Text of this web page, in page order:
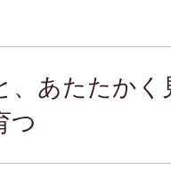
、あたたかく
つ